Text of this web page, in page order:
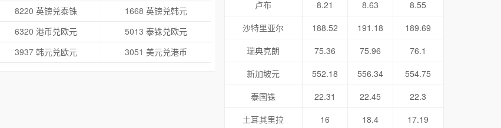
8220 英镑兑泰铢
1668 英镑兑韩元
6320 港币兑欧元
5013 泰铢兑欧元
3937 韩元兑欧元 3051 美元兑港币
卢布
8.21 8.63
8.55
沙特里亚尔
188.52 191.18
189.69
瑞典克朗
75.36 75.96
76.1
新加坡元
552.18 556.34
554.75
泰国铢
22.31 22.45
22.3
土耳其里拉
16 18.4
17.19